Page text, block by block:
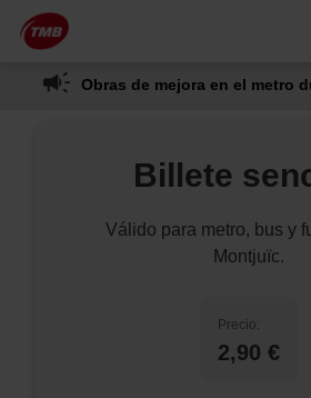
Saltar al contenido principal
Saltar
al
contenido
Obras de mejora en el metro
Billete
Válido para metro, bus y
Montjuïc.
Precio:
2,90 €